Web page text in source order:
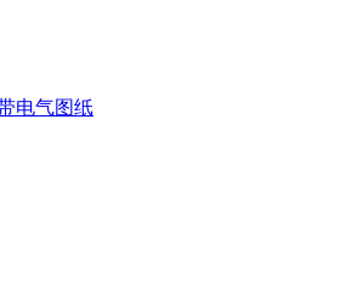
电气图纸